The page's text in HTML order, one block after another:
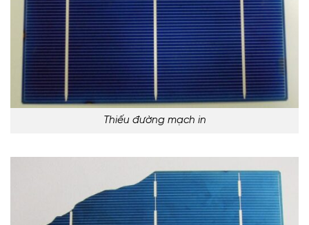
Thiếu đường mạch in